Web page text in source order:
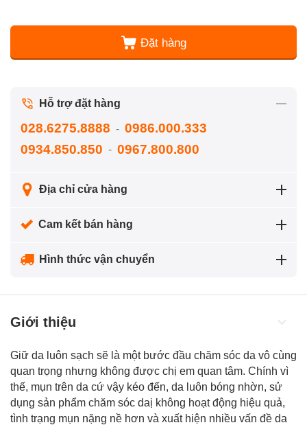
Đặt hàng
Hỗ trợ đặt hàng
028.6275.8888 - 0986.000.333
0934.850.850 - 0967.800.800
Địa chỉ cửa hàng
Cam kết bán hàng
Hình thức vận chuyển
Giới thiệu
Giữ da luôn sạch sẽ là một bước đầu chăm sóc da vô cùng
quan trọng nhưng không được chị em quan tâm. Chính vì
thế, mụn trên da cứ vậy kéo đến, da luôn bóng nhờn, sử
dụng sản phẩm chăm sóc daị không hoạt động hiệu quả,
tình trạng mụn nặng nề hơn và xuất hiện nhiều vấn đề da